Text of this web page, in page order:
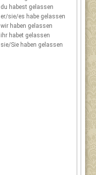
du habest gelassen
er/sie/es habe gelassen
wir haben gelassen
ihr habet gelassen
sie/Sie haben gelassen